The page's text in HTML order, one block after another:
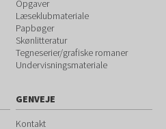
Opgaver
Læseklubmateriale
Papbøger
Skønlitteratur
Tegneserier/grafiske romaner
Undervisningsmateriale
GENVEJE
Kontakt